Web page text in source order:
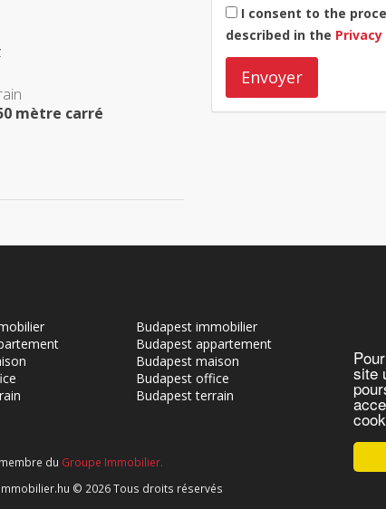
site
I consent to the
described in the
Envoyer
mètre carré
Budapest immobilier
Budapest appartement
Budapest maison
Budapest office
Budapest terrain
du Groupe Immobilier.
© 2026 Tous droits réservés